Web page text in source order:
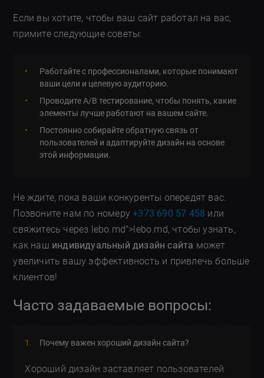
Если вы хотите, чтобы ваш сайт работал на вас,
примите следующие советы:
Работайте с профессионалами, которые понимают
ваши цели и целевую аудиторию.
Проводите A/B тестирование, чтобы понять, какие
элементы лучше работают на вашем сайте.
Постоянно собирайте обратную связь от
пользователей и адаптируйте дизайн на основе
этой информации.
Не ждите, пока ваши конкуренты опередят вас.
Позвоните нам по номеру+373 690 57 458 или
свяжитесь через lebo.md">lebo.md, чтобы узнать,
как наш индивидуальный дизайн сайта может
увеличить вашу эффективность и привлечь больше
клиентов!
Часто задаваемые вопросы:
Почему важен хороший дизайн сайта?
Хороший дизайн заставляет пользователей